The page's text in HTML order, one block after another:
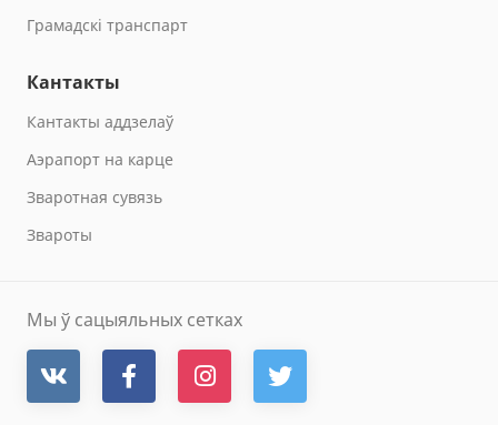
Грамадскі транспарт
Кантакты
Кантакты аддзелаў
Аэрапорт на карце
Зваротная сувязь
Звароты
Мы ў сацыяльных сетках